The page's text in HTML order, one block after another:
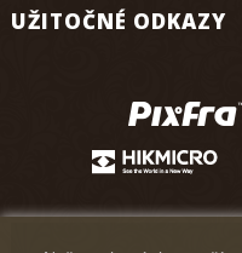
UŽITOČNÉ ODKAZY